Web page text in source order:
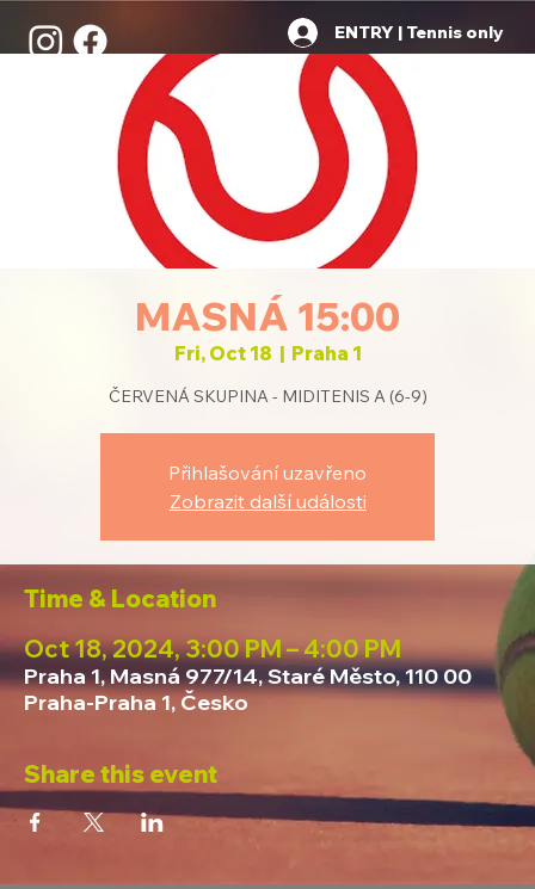
ENTRY | Tennis only
MASNÁ 15:00
Fri, Oct 18
  |
Praha 1
ČERVENÁ SKUPINA - MIDITENIS A (6-9)
Přihlašování uzavřeno
Zobrazit další události
Time & Location
Oct 18, 2024, 3:00 PM – 4:00 PM
Praha 1, Masná 977/14, Staré Město, 110 00
Praha-Praha 1, Česko
Share this event